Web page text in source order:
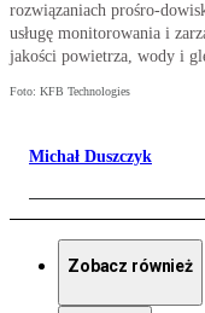
rozwiązaniach prośro-
usługę monitorowania i
jakości powietrza, wody i
Foto: KFB Technologies
Michał Duszczyk
Zobacz również